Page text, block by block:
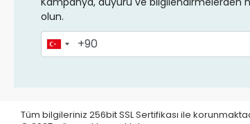
olun.
Tüm bilgileriniz 256bit SSL Sertifikası ile